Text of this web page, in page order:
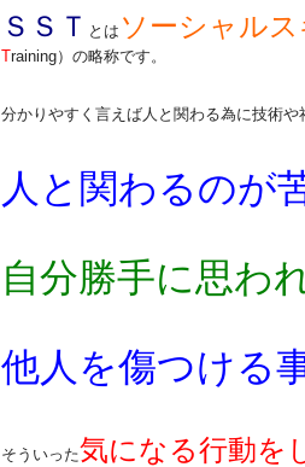
ＳＳＴ とは ソーシャル
Training）の略称です。
分かりやすく言えば人と関わる為に技術や
人と関わるのが
自分勝手に思わ
他人を傷つける
そういった気になる行動を